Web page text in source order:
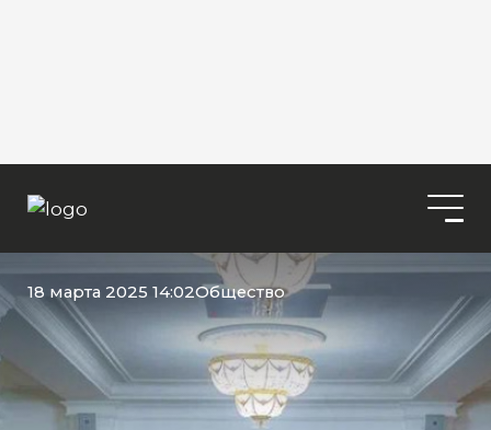
18 марта 2025 14:02Общество